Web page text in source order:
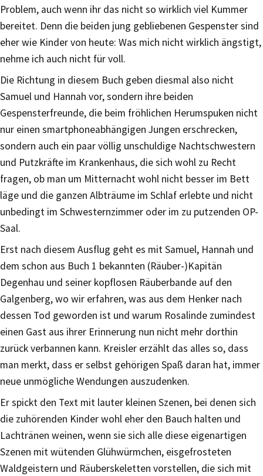
Problem, auch wenn ihr das nicht so wirklich viel Kummer
bereitet. Denn die beiden jung gebliebenen Gespenster sind
eher wie Kinder von heute: Was mich nicht wirklich ängstigt,
nehme ich auch nicht für voll.
Die Richtung in diesem Buch geben diesmal also nicht
Samuel und Hannah vor, sondern ihre beiden
Gespensterfreunde, die beim fröhlichen Herumspuken nicht
nur einen smartphoneabhängigen Jungen erschrecken,
sondern auch ein paar völlig unschuldige Nachtschwestern
und Putzkräfte im Krankenhaus, die sich wohl zu Recht
fragen, ob man um Mitternacht wohl nicht besser im Bett
läge und die ganzen Albträume im Schlaf erlebte und nicht
unbedingt im Schwesternzimmer oder im zu putzenden OP-
Saal.
Erst nach diesem Ausflug geht es mit Samuel, Hannah und
dem schon aus Buch 1 bekannten (Räuber-)Kapitän
Degenhau und seiner kopflosen Räuberbande auf den
Galgenberg, wo wir erfahren, was aus dem Henker nach
dessen Tod geworden ist und warum Rosalinde zumindest
einen Gast aus ihrer Erinnerung nun nicht mehr dorthin
zurück verbannen kann. Kreisler erzählt das alles so, dass
man merkt, dass er selbst gehörigen Spaß daran hat, immer
neue unmögliche Wendungen auszudenken.
Er spickt den Text mit lauter kleinen Szenen, bei denen sich
die zuhörenden Kinder wohl eher den Bauch halten und
Lachtränen weinen, wenn sie sich alle diese eigenartigen
Szenen mit wütenden Glühwürmchen, eisgefrosteten
Waldgeistern und Räuberskeletten vorstellen, die sich mit